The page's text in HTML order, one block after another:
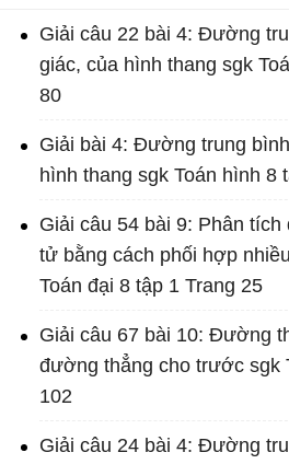
Giải câu 22 bài 4: Đường
giác, của hình thang sgk
80
Giải bài 4: Đường trung
hình thang sgk Toán hình 8
Giải câu 54 bài 9: Phân
tử bằng cách phối hợp
Toán đại 8 tập 1 Trang 25
Giải câu 67 bài 10: Đường
đường thẳng cho trước sgk
102
Giải câu 24 bài 4: Đường